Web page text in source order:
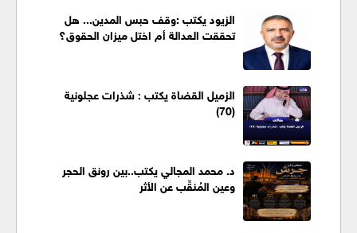
الزيود يكتب :وقف حبس المدين... هل
تحققت العدالة أم اختل ميزان الحقوق؟
الزميل القضاة يكتب : شذرات عجلونية
(70)
د. محمد المجالي يكتب..بين رونق الحجر
وعين المُنقِّب عن الأثر